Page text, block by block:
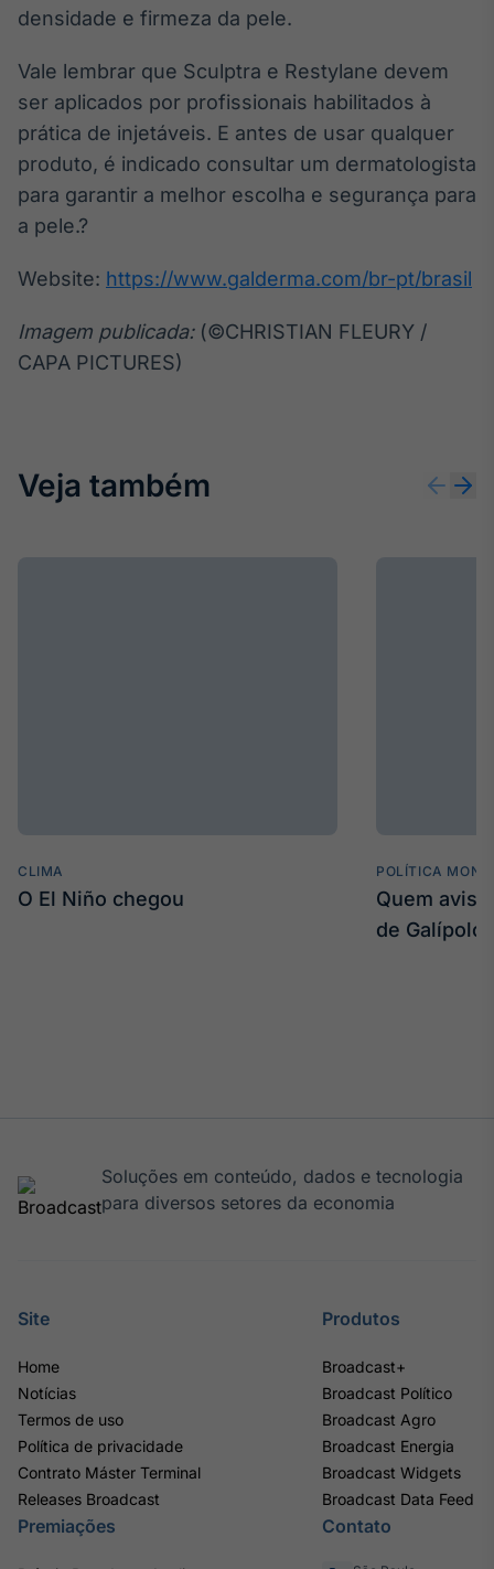
densidade e firmeza da pele.
Vale lembrar que Sculptra e Restylane devem
ser aplicados por profissionais habilitados à
prática de injetáveis. E antes de usar qualquer
produto, é indicado consultar um dermatologista
para garantir a melhor escolha e segurança para
a pele.?
Website: https://www.galderma.com/br-pt/brasil
Imagem publicada:(©CHRISTIAN FLEURY /
CAPA PICTURES)
Veja também
CLIMA
O El Niño chegou
POLÍTICA
Quem
de Galípolo
Soluções em conteúdo, dados e tecnologia
para diversos setores da economia
Site
Home
Notícias
Termos de uso
Política de privacidade
Contrato Máster Terminal
Releases Broadcast
Produtos
Broadcast+
Broadcast Político
Broadcast Agro
Broadcast Energia
Broadcast Widgets
Broadcast Data Feed
Premiações Contato